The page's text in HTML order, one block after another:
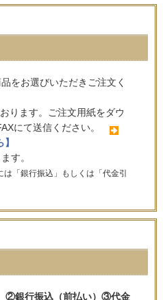
をお選びいただきご注文く
ります。ご注文用紙をダウ
にて送信ください。
す。
「銀行振込」もしくは「代金引
銀行振込（前払い）③代金